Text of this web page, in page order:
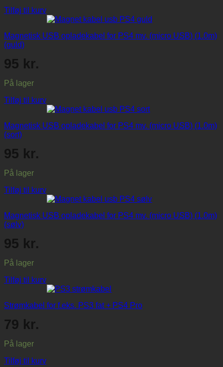
Tilføj til kurv
Magnetisk USB opladekabel for PS4 mv. (micro USB) (1.0m)
(guld)
95 kr.
På lager
Tilføj til kurv
Magnetisk USB opladekabel for PS4 mv. (micro USB) (1.0m)
(sort)
95 kr.
På lager
Tilføj til kurv
Magnetisk USB opladekabel for PS4 mv. (micro USB) (1.0m)
(sølv)
95 kr.
På lager
Tilføj til kurv
Strømkabel for f.eks. PS3 fat + PS4 Pro
79 kr.
På lager
Tilføj til kurv